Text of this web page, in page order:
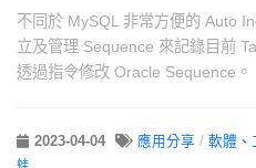
不同於 MySQL 非常方便的 Auto
立及管理 Sequence 來記錄目前
透過指令修改 Oracle Sequence。
2023-04-04 應用分享 / 軟體、
蛙